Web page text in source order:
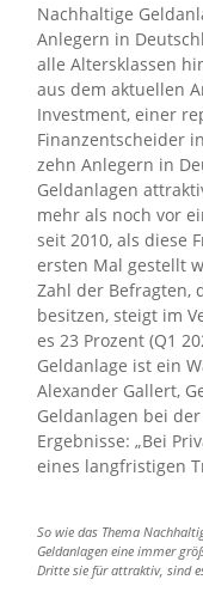
Nachhaltige
Anlegern in
alle Altersklassen
aus dem aktuellen
Investment, einer
Finanzentscheider
zehn Anlegern in
Geldanlagen
mehr als noch vor
seit 2010, als diese
ersten Mal gestellt
Zahl der Befragten,
besitzen, steigt im
es 23 Prozent (Q1
Geldanlage ist ein
Alexander Gallert,
Geldanlagen bei
Ergebnisse: „Bei
eines langfristigen
So wie das Thema
Geldanlagen eine immer
Dritte sie für attraktiv, sind